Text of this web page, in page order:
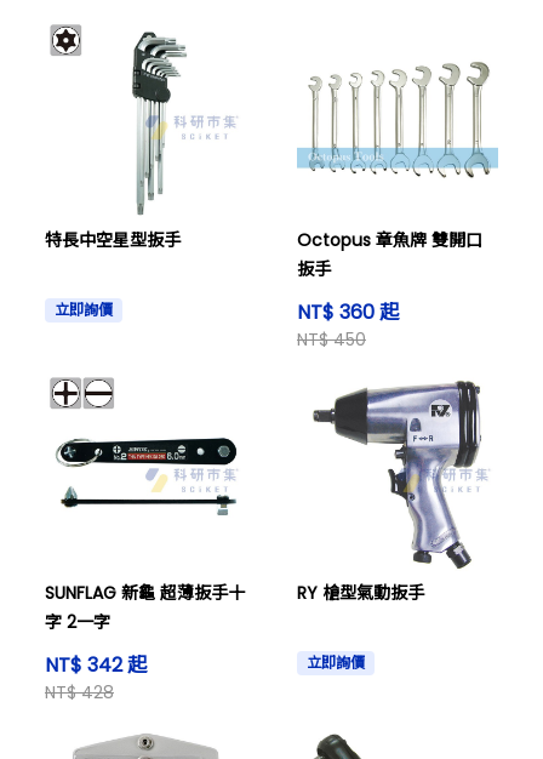
特長中空星型扳手
立即詢價
Octopus 章魚牌 雙開口
扳手
NT$ 360 起
NT$ 450
SUNFLAG 新龜 超薄扳手十
字 2一字
NT$ 342 起
NT$ 428
RY 槍型氣動扳手
立即詢價